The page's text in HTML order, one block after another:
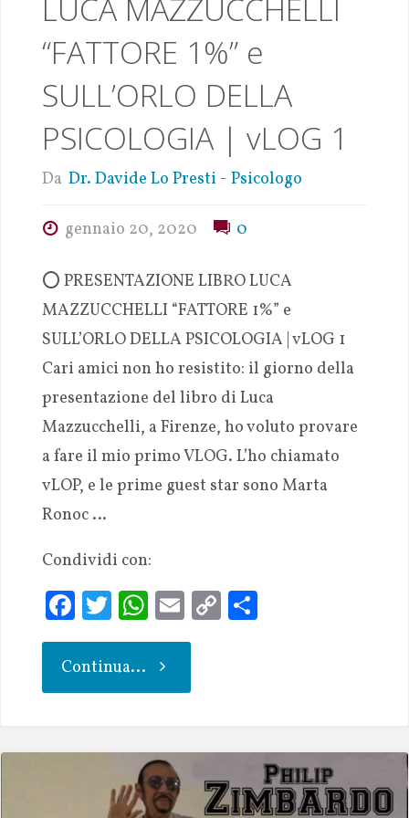
LUCA MAZZUCCHELLI
“FATTORE 1%” e
SULL’ORLO DELLA
PSICOLOGIA | vLOG 1
Da Dr. Davide Lo Presti - Psicologo
gennaio 20, 2020 0
⭕️ PRESENTAZIONE LIBRO LUCA
MAZZUCCHELLI “FATTORE 1%” e
SULL’ORLO DELLA PSICOLOGIA | vLOG 1
Cari amici non ho resistito: il giorno della
presentazione del libro di Luca
Mazzucchelli, a Firenze, ho voluto provare
a fare il mio primo VLOG. L’ho chiamato
vLOP, e le prime guest star sono Marta
Ronoc …
Condividi con:
Fa
ce
b
oo
T
w
it
te
W
h
at
s
p
p
E
m
l
C
n
k
S
Continua...